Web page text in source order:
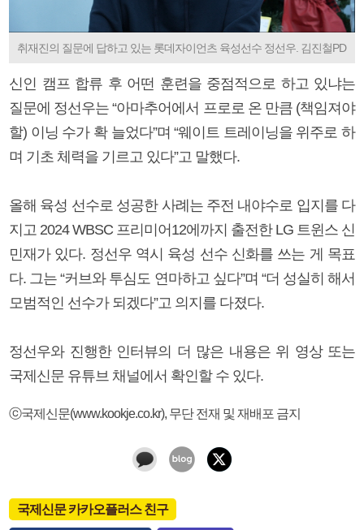
취재진의 질문에 답하고 있는 롯데자이언츠 육성선수 정선우. 김진철PD
신인 캠프 합류 후 어떤 훈련을 중점적으로 하고 있냐는
질문에 정선우는 “아마추어에서 프로로 온 만큼 (책임져야
할) 이닝 수가 확 늘었다”며 “웨이트 트레이닝을 위주로 하
며 기초 체력을 기르고 있다”고 말했다.
올해 육성 선수로 성공한 사례는 주전 내야수로 입지를 다
지고 2024 WBSC 프리미어12에까지 출전한 LG 트윈스 신
민재가 있다. 정선우 역시 육성 선수 신화를 쓰는 게 목표
다. 그는 “커브와 투심도 연마하고 싶다”며 “더 성실히 해서
모범적인 선수가 되겠다”고 의지를 다졌다.
정선우와 진행한 인터뷰의 더 많은 내용은 위 영상 또는
국제신문 유튜브 채널에서 확인할 수 있다.
ⓒ국제신문(www.kookje.co.kr), 무단 전재 및 재배포 금지
국제신문 카카오플러스 친구